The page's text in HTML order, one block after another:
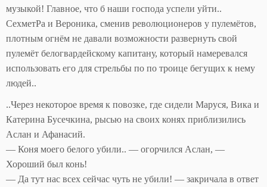
музыкой! Главное, что б наши господа успели уйти..
СехметРа и Вероника, сменив революционеров у пулемётов,
плотным огнём не давали возможности развернуть свой
пулемёт белогвардейскому капитану, который намеревался
использовать его для стрельбы по по троице бегущих к нему
людей..
..Через некоторое время к повозке, где сидели Маруся, Вика и
Катерина Бусечкина, рысью на своих конях приблизились
Аслан и Афанасий.
— Коня моего белого убили.. — огорчился Аслан, —
Хороший был конь!
— Да тут нас всех сейчас чуть не убили! — закричала в ответ